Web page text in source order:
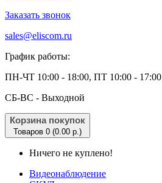
Заказать звонок
sales@eliscom.ru
График работы:
ПН-ЧТ 10:00 - 18:00, ПТ 10:00 - 17:00
CБ-ВС - Выходной
Корзина покупок
Товаров 0 (0.00 р.)
Ничего не куплено!
Видеонаблюдение